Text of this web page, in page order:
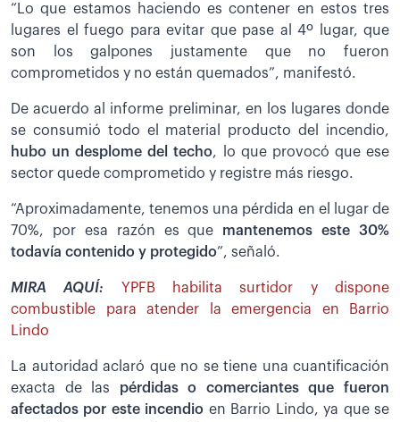
“Lo que estamos haciendo es contener en estos tres
lugares el fuego para evitar que pase al 4º lugar, que
son los galpones justamente que no fueron
comprometidos y no están quemados”, manifestó.
De acuerdo al informe preliminar, en los lugares donde
se consumió todo el material producto del incendio,
hubo un desplome del techo, lo que provocó que ese
sector quede comprometido y registre más riesgo.
“Aproximadamente, tenemos una pérdida en el lugar de
70%, por esa razón es que mantenemos este 30%
todavía contenido y protegido”, señaló.
MIRA AQUÍ: YPFB habilita surtidor y dispone
combustible para atender la emergencia en Barrio
Lindo
La autoridad aclaró que no se tiene una cuantificación
exacta de las pérdidas o comerciantes que fueron
afectados por este incendio en Barrio Lindo, ya que se